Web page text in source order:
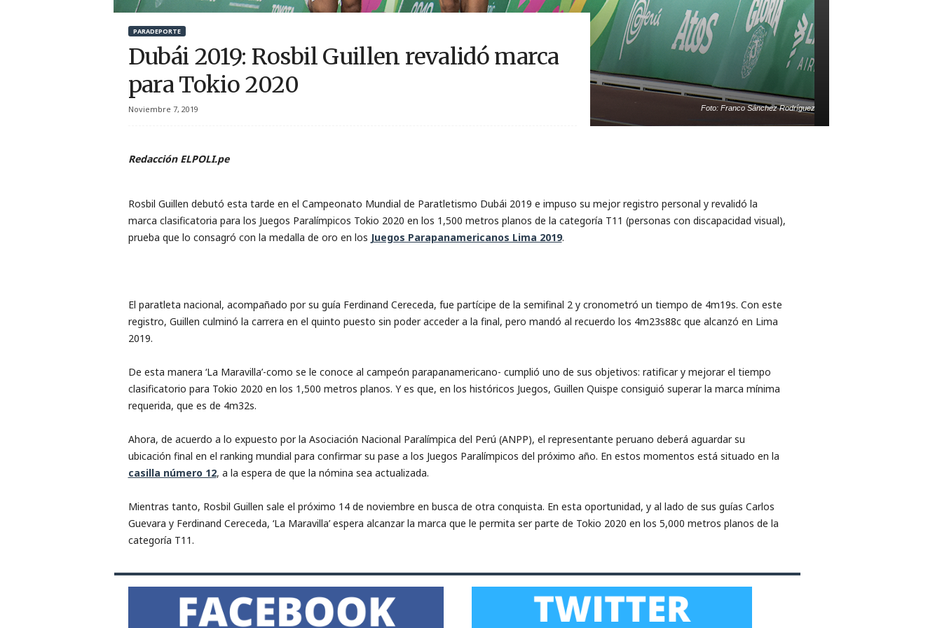
r
v Foto: Franco Sánchez Rodríguez
PARADEPORTE
Dubái 2019: Rosbil Guillen revalidó marca
para Tokio 2020
Noviembre 7, 2019
Redacción ELPOLI.pe
Rosbil Guillen debutó esta tarde en el Campeonato Mundial de Paratletismo Dubái 2019 e impuso su mejor registro personal y revalidó la
marca clasificatoria para los Juegos Paralímpicos Tokio 2020 en los 1,500 metros planos de la categoría T11 (personas con discapacidad visual),
prueba que lo consagró con la medalla de oro en los Juegos Parapanamericanos Lima 2019.
El paratleta nacional, acompañado por su guía Ferdinand Cereceda, fue partícipe de la semifinal 2 y cronometró un tiempo de 4m19s. Con este
registro, Guillen culminó la carrera en el quinto puesto sin poder acceder a la final, pero mandó al recuerdo los 4m23s88c que alcanzó en Lima
2019.
De esta manera ‘La Maravilla’-como se le conoce al campeón parapanamericano- cumplió uno de sus objetivos: ratificar y mejorar el tiempo
clasificatorio para Tokio 2020 en los 1,500 metros planos. Y es que, en los históricos Juegos, Guillen Quispe consiguió superar la marca mínima
requerida, que es de 4m32s.
Ahora, de acuerdo a lo expuesto por la Asociación Nacional Paralímpica del Perú (ANPP), el representante peruano deberá aguardar su
ubicación final en el ranking mundial para confirmar su pase a los Juegos Paralímpicos del próximo año. En estos momentos está situado en la
casilla número 12, a la espera de que la nómina sea actualizada.
Mientras tanto, Rosbil Guillen sale el próximo 14 de noviembre en busca de otra conquista. En esta oportunidad, y al lado de sus guías Carlos
Guevara y Ferdinand Cereceda, ‘La Maravilla’ espera alcanzar la marca que le permita ser parte de Tokio 2020 en los 5,000 metros planos de la
categoría T11.